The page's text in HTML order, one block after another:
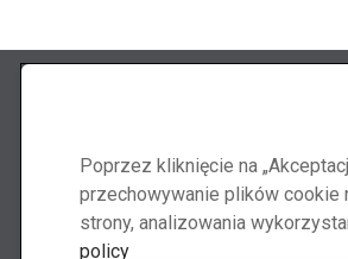
Abraservice
Poprzez kliknięcie na
przechowywanie plików cookie
strony, analizowania
policy